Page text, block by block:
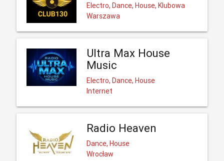
Electro, Dance, House, Klubowa
Warszawa
Ultra Max House
Music
Electro, Dance, House
Internet
Radio Heaven
Dance, House
Wrocław